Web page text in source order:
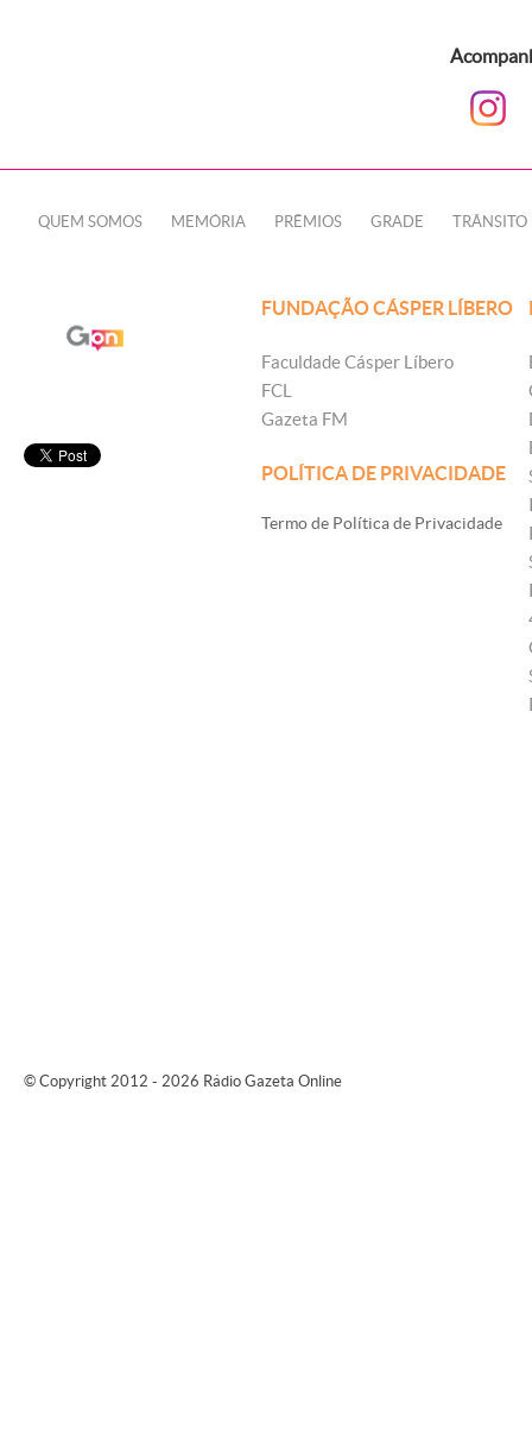
QUEM SOMOS MEMÓRIA PRÊMIOS GRADE TRÂNSITO
FUNDAÇÃO CÁSPER LÍBERO
Faculdade Cásper Líbero
FCL
Gazeta FM
POLÍTICA DE PRIVACIDADE
Termo de Política de Privacidade
© Copyright 2012 - 2026 Rádio Gazeta Online